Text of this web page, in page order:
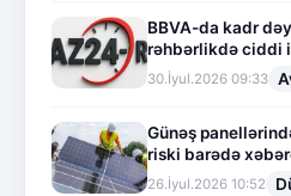
BBVA-da kadr
rəhbərlikdə ciddi
30.İyul.2026 09:33
Günəş
riski barədə
26.İyul.2026 10:52